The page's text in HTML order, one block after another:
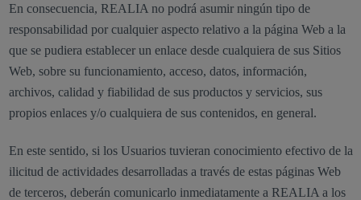
En consecuencia, REALIA no podrá asumir ningún tipo de
responsabilidad por cualquier aspecto relativo a la página Web a la
que se pudiera establecer un enlace desde cualquiera de sus Sitios
Web, sobre su funcionamiento, acceso, datos, información,
archivos, calidad y fiabilidad de sus productos y servicios, sus
propios enlaces y/o cualquiera de sus contenidos, en general.
En este sentido, si los Usuarios tuvieran conocimiento efectivo de la
ilicitud de actividades desarrolladas a través de estas páginas Web
de terceros, deberán comunicarlo inmediatamente a REALIA a los